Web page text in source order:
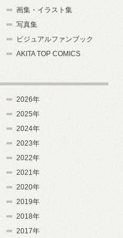
画集・イラスト集
写真集
ビジュアルファンブック
AKITA TOP COMICS
2026年
2025年
2024年
2023年
2022年
2021年
2020年
2019年
2018年
2017年